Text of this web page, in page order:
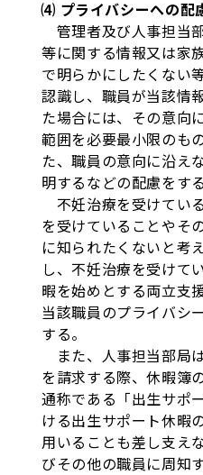
⑷ プライバシーへの配
管理者及び人事担当
等に関する情報又は家
で明らかにしたくない
認識し、職員が当該情
た場合には、その意向
範囲を必要最小限のも
た、職員の意向に沿え
明するなどの配慮をする
不妊治療を受けてい
を受けていることやそ
に知られたくないと考
し、不妊治療を受けて
暇を始めとする両立支
当該職員のプライバシ
する。
また、人事担当部局
を請求する際、休暇簿
通称である「出生サポ
ける出生サポート休暇
用いることも差し支え
びその他の職員に周知